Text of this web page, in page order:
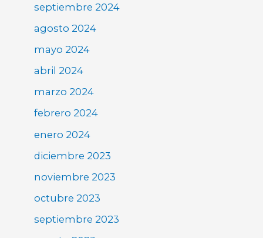
septiembre 2024
agosto 2024
mayo 2024
abril 2024
marzo 2024
febrero 2024
enero 2024
diciembre 2023
noviembre 2023
octubre 2023
septiembre 2023